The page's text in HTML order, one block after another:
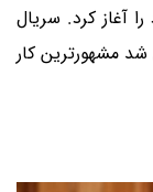
آغاز کرد. سریال
ماه رمضان سال 1397 پخش شد مشهورترین کار